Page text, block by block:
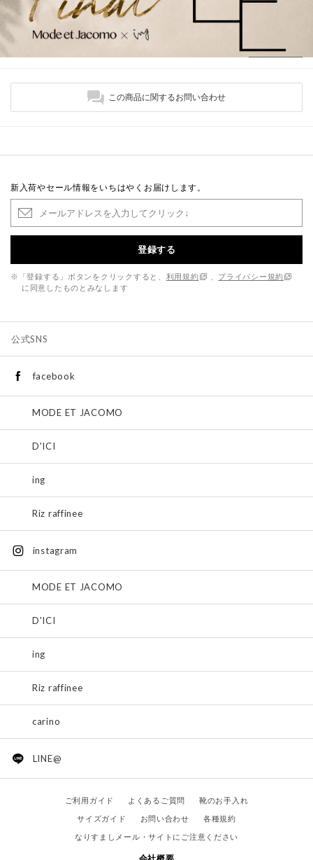
この商品に関するお問い合わせ
新入荷やセール情報をいちはやくお届けします。
登録する
※「登録する」ボタンをクリックすると、 利用規約
プライバシー規約
に同意したものとみなします
公式SNS
facebook
MODE ET JACOMO
D'ICI
ing
Riz raffinee
instagram
MODE ET JACOMO
D'ICI
ing
Riz raffinee
carino
LINE@
ご利用ガイド よくあるご質問
靴のお手入れ
サイズガイド
お問い合わせ
各種規約
なりすましメール・サイトにご注意ください